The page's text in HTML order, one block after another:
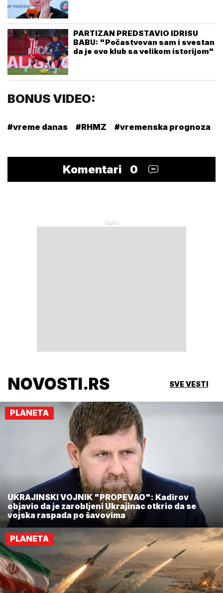
PARTIZAN PREDSTAVIO IDRISU
BABU: "Počastvovan sam i svestan
da je ovo klub sa velikom istorijom"
BONUS VIDEO:
#vreme danas #RHMZ #vremenska prognoza
Komentari 0
NOVOSTI.RS SVE VESTI
PLANETA
UKRAJINSKI VOJNIK "PROPEVAO": Kadirov
objavio da je zarobljeni Ukrajinac otkrio da se
vojska raspada po šavovima
PLANETA